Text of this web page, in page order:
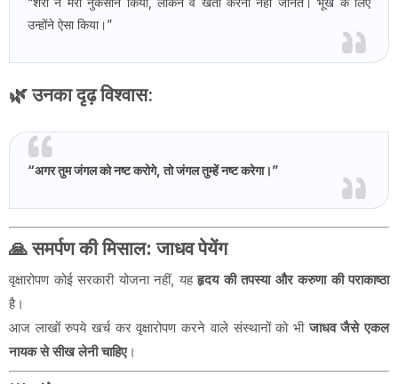
उन्होंने ऐसा किया।”
🌿 उनका दृढ़ विश्वास:
“अगर तुम जंगल को नष्ट करोगे, तो जंगल तुम्हें नष्ट करेगा।”
🙏समर्पण की मिसाल: जाधव पेयेंग
वृक्षारोपण कोई सरकारी योजना नहीं, यहहृदय की तपस्या और करुणा की पराकाष्ठा
है।
आज लाखों रुपये खर्च कर वृक्षारोपण करने वाले संस्थानों को भीजाधव जैसे एकल
नायक से सीख लेनी चाहिए।